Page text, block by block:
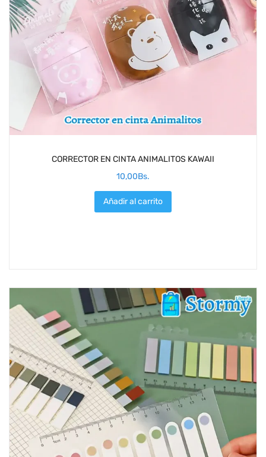
CORRECTOR EN CINTA ANIMALITOS KAWAII
10,00Bs.
Añadir al carrito